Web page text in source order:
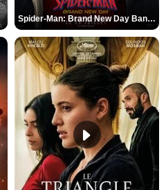
Spider-Man: Brand New Day Bande-annonce VO STFR